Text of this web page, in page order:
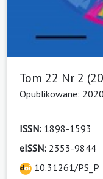
Tom 22 Nr 2
Opublikowane:
ISSN: 1898-1593
eISSN: 2353-9844
10.31261/PS_P